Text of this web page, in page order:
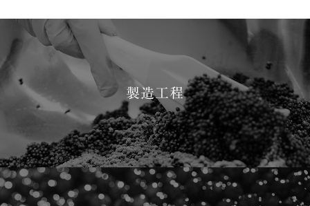
製造工程